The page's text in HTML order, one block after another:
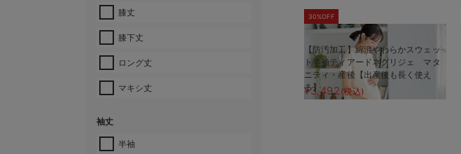
膝丈
膝下丈
ロング丈
マキシ丈
袖丈
半袖
30%OFF
【防汚加工】綿混やわらかスウェッ
ト半袖ティアードネグリジェ マタ
ニティ・産後【出産後も長く使え
る】
¥3,492 (税込)